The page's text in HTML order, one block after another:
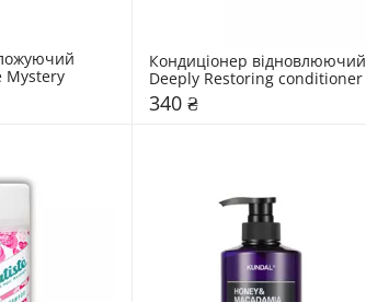
Mystery
Кондиціонер відновлюючий
Deeply Restoring conditioner
340 ₴